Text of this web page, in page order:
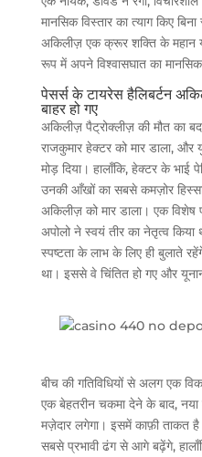
मानसिक विस्तार का त्याग किए
अकिलीज़ एक क्रूर शक्ति के महान
रूप में अपने विश्वासघात का
पेसर्स के टायरेस हैलिबर्टन
बाहर हो गए
अकिलीज़ पैट्रोक्लीज़ की मौत का
राजकुमार हेक्टर को मार डाला, और
मोड़ दिया। हालाँकि, हेक्टर के भाई
उनकी आँखों का सबसे कमज़ोर
अकिलीज़ को मार डाला। एक विशेष
अपोलो ने स्वयं तीर का नेतृत्व किया
स्पष्टता के लाभ के लिए ही बुलाते
था। इससे वे चिंतित हो गए और
बीच की गतिविधियों से अलग एक
एक बेहतरीन चकमा देने के बाद,
मज़ेदार लगेगा। इसमें काफ़ी ताकत
सबसे प्रभावी ढंग से आगे बढ़ेंगे,